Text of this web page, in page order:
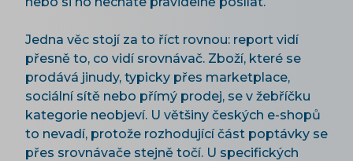
Jedna věc stojí za to říct rovnou: report vidí
přesně to, co vidí srovnávač. Zboží, které se
prodává jinudy, typicky přes marketplace,
sociální sítě nebo přímý prodej, se v žebříčku
kategorie neobjeví. U většiny českých e-shopů
to nevadí, protože rozhodující část poptávky se
přes srovnávače stejně točí. U specifických